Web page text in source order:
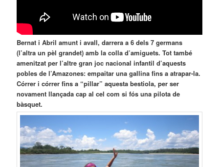
Bernat i Abril amunt i avall, darrera a 6 dels 7 germans
(l’altra un pèl grandet) amb la colla d’amiguets. Tot també
amenitzat per l’altre gran joc nacional infantil d’aquests
pobles de l’Amazones: empaitar una gallina fins a atrapar-la.
Córrer i córrer fins a “pillar” aquesta bestiola, per ser
novament llançada cap al cel com si fós una pilota de
bàsquet.